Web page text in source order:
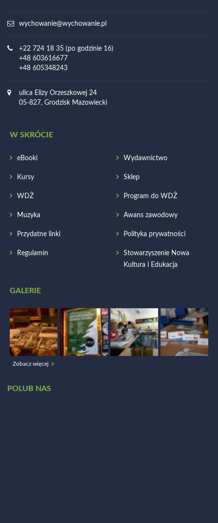
wychowanie@wychowanie.pl
+22 724 18 35 (po godzinie 16)
+48 603616677
+48 605348243
ulica Elizy Orzeszkowej 24
05-827, Grodzisk Mazowiecki
W SKRÓCIE
eBooki Wydawnictwo
Kursy Sklep
WDŻ Program do WDŻ
Muzyka Awans zawodowy
Przydatne linki Polityka prywatności
Regulamin
Stowarzyszenie Nowa
Kultura i Edukacja
GALERIE
Zobacz więcej
POLUB NAS